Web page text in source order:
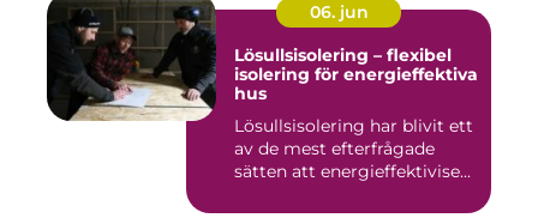
06. jun
Lösullsisolering – flexibel
isolering för energieffektiva
hus
Lösullsisolering har blivit ett
av de mest efterfrågade
sätten att energieffektivise...